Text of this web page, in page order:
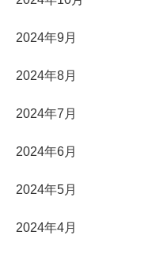
2024年9月
2024年8月
2024年7月
2024年6月
2024年5月
2024年4月